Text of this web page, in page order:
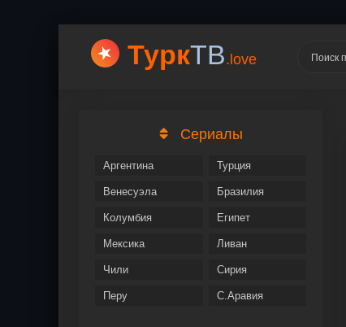
ТуркТВ.love
Сериалы
Аргентина
Венесуэла
Колумбия
Мексика
Чили
Перу
Турция
Бразилия
Египет
Ливан
Сирия
С.Аравия